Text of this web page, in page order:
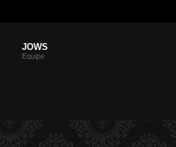
JOWS
Equipe